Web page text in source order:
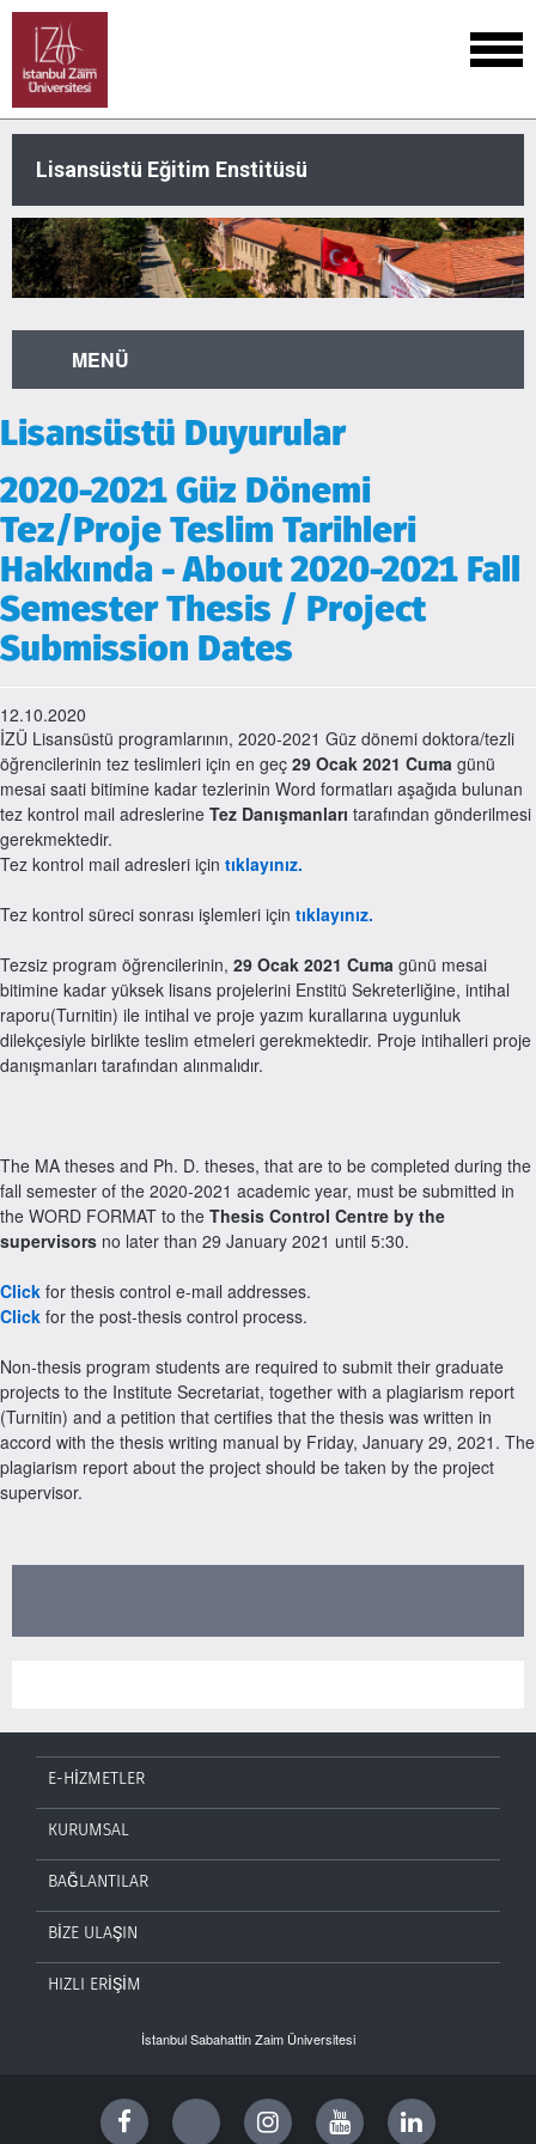
Lisansüstü Eğitim Enstitüsü
MENÜ
Lisansüstü Duyurular
2020-2021 Güz Dönemi
Tez/Proje Teslim Tarihleri
Hakkında - About 2020-2021 Fall
Semester Thesis / Project
Submission Dates
12.10.2020
İZÜ Lisansüstü programlarının, 2020-2021 Güz dönemi doktora/tezli
öğrencilerinin tez teslimleri için en geç 29 Ocak 2021 Cuma günü
mesai saati bitimine kadar tezlerinin Word formatları aşağıda bulunan
tez kontrol mail adreslerine Tez Danışmanları tarafından gönderilmesi
gerekmektedir.
Tez kontrol mail adresleri için tıklayınız.
Tez kontrol süreci sonrası işlemleri için tıklayınız.
Tezsiz program öğrencilerinin, 29 Ocak 2021 Cuma günü mesai
bitimine kadar yüksek lisans projelerini Enstitü Sekreterliğine, intihal
raporu(Turnitin) ile intihal ve proje yazım kurallarına uygunluk
dilekçesiyle birlikte teslim etmeleri gerekmektedir. Proje intihalleri proje
danışmanları tarafından alınmalıdır.
The MA theses and Ph. D. theses, that are to be completed during the
fall semester of the 2020-2021 academic year, must be submitted in
the WORD FORMAT to the Thesis Control Centre by the
supervisors no later than 29 January 2021 until 5:30.
Click for thesis control e-mail addresses.
Click for the post-thesis control process.
Non-thesis program students are required to submit their graduate
projects to the Institute Secretariat, together with a plagiarism report
(Turnitin) and a petition that certifies that the thesis was written in
accord with the thesis writing manual by Friday, January 29, 2021. The
plagiarism report about the project should be taken by the project
supervisor.
E-HİZMETLER
KURUMSAL
BAĞLANTILAR
BİZE ULAŞIN
HIZLI ERİŞİM
İstanbul Sabahattin Zaim Üniversitesi